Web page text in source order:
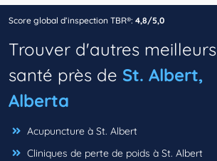
Score global d’inspection TBR®: 4,8/5,0
Trouver d'autres meilleurs
santé près de St. Albert,
Alberta
Acupuncture à St. Albert
Cliniques de perte de poids à St. Albert